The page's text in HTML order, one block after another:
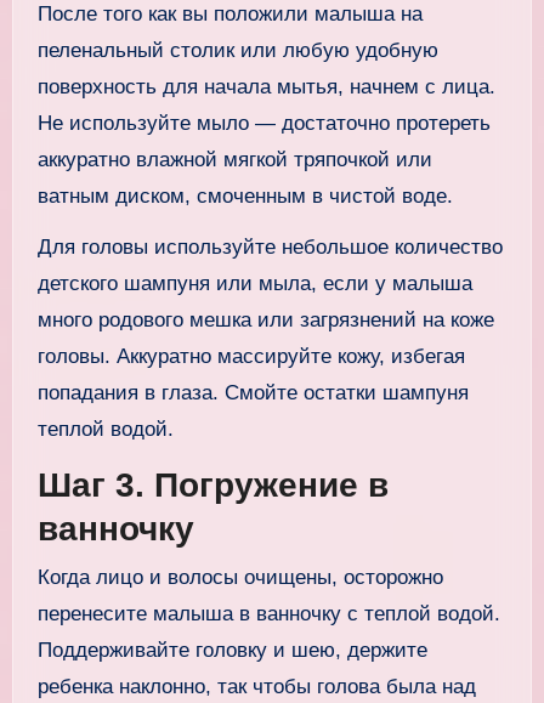
После того как вы положили малыша на
пеленальный столик или любую удобную
поверхность для начала мытья, начнем с лица.
Не используйте мыло — достаточно протереть
аккуратно влажной мягкой тряпочкой или
ватным диском, смоченным в чистой воде.
Для головы используйте небольшое количество
детского шампуня или мыла, если у малыша
много родового мешка или загрязнений на коже
головы. Аккуратно массируйте кожу, избегая
попадания в глаза. Смойте остатки шампуня
теплой водой.
Шаг 3. Погружение в
ванночку
Когда лицо и волосы очищены, осторожно
перенесите малыша в ванночку с теплой водой.
Поддерживайте головку и шею, держите
ребенка наклонно, так чтобы голова была над